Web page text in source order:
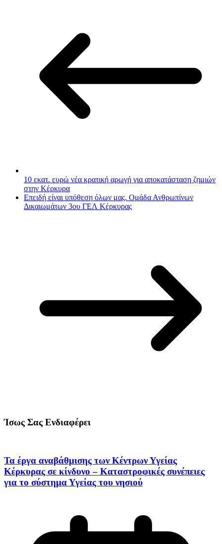
10 εκατ. ευρώ νέα κρατική αρωγή για αποκατάσταση ζημιών
στην Κέρκυρα
Επειδή είναι υπόθεση όλων μας. Ομάδα Ανθρωπίνων
Δικαιωμάτων 3ου ΓΕΛ Κέρκυρας
Ίσως Σας Ενδιαφέρει
Τα έργα αναβάθμισης των Κέντρων Υγείας
Κέρκυρας σε κίνδυνο – Καταστροφικές συνέπειες
για το σύστημα Υγείας του νησιού